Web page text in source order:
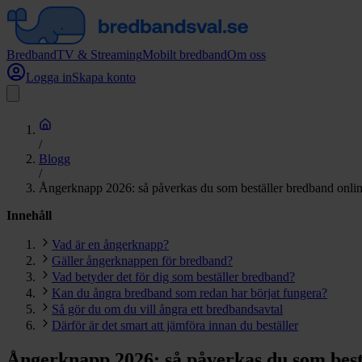
BredbandTV & StreamingMobilt bredbandOm oss
Logga inSkapa konto
/
Blogg
/
Ångerknapp 2026: så påverkas du som beställer bredband
Innehåll
Vad är en ångerknapp?
Gäller ångerknappen för bredband?
Vad betyder det för dig som beställer bredband?
Kan du ångra bredband som redan har börjat fungera?
Så gör du om du vill ångra ett bredbandsavtal
Därför är det smart att jämföra innan du beställer